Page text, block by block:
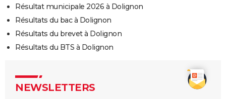
Résultat municipale 2026 à Dolignon
Résultats du bac à Dolignon
Résultats du brevet à Dolignon
Résultats du BTS à Dolignon
NEWSLETTERS